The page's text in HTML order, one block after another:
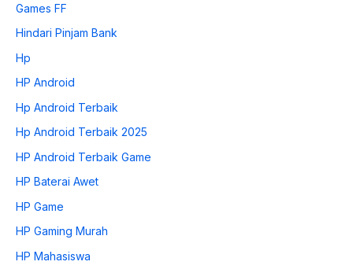
Games FF
Hindari Pinjam Bank
Hp
HP Android
Hp Android Terbaik
Hp Android Terbaik 2025
HP Android Terbaik Game
HP Baterai Awet
HP Game
HP Gaming Murah
HP Mahasiswa